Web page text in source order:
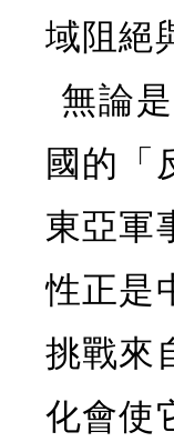
域阻絕
無論
國的「
東亞軍
性正是
挑戰來
化會使